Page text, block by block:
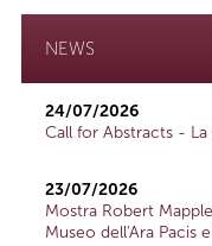
NEWS
24/07/2026
Call for Abstracts -
23/07/2026
Mostra Robert
Museo dell'Ara Pacis